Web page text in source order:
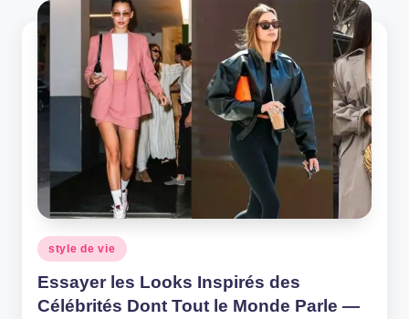
Posted
in
style de vie
Essayer les Looks Inspirés des
Célébrités Dont Tout le Monde Parle —